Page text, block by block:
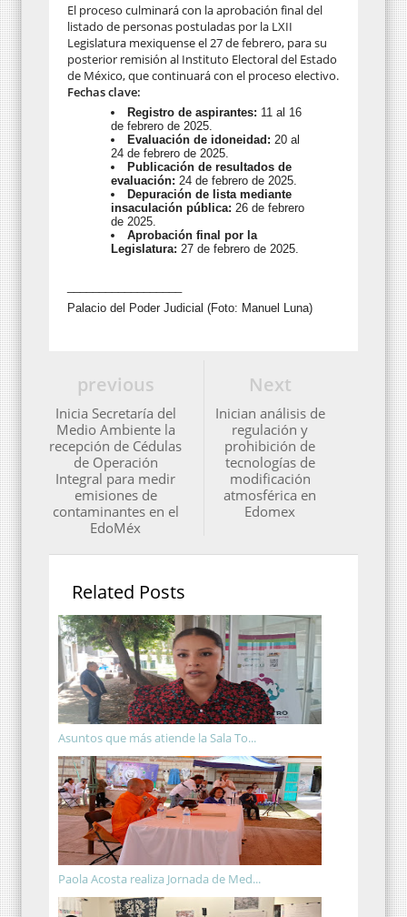
El proceso culminará con la aprobación final del
listado de personas postuladas por la LXII
Legislatura mexiquense el 27 de febrero, para su
posterior remisión al Instituto Electoral del Estado
de México, que continuará con el proceso electivo.
Fechas clave:
Registro de aspirantes: 11 al 16
de febrero de 2025.
Evaluación de idoneidad: 20 al
24 de febrero de 2025.
Publicación de resultados de
evaluación: 24 de febrero de 2025.
Depuración de lista mediante
insaculación pública: 26 de febrero
de 2025.
Aprobación final por la
Legislatura: 27 de febrero de 2025.
Palacio del Poder Judicial (Foto: Manuel Luna)
Next
Inician análisis de
regulación y
prohibición de
tecnologías de
modificación
atmosférica en
Edomex
previous
Inicia Secretaría del
Medio Ambiente la
recepción de Cédulas
de Operación
Integral para medir
emisiones de
contaminantes en el
EdoMéx
Related Posts
Asuntos que más atiende la Sala To...
Paola Acosta realiza Jornada de Med...